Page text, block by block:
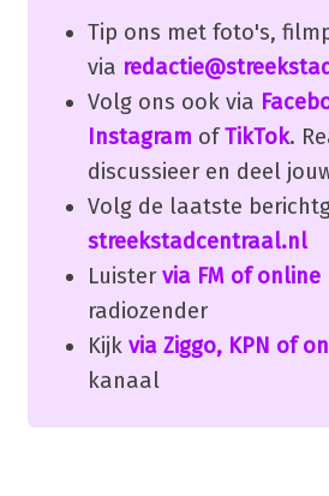
Tip ons met foto's,
via
Volg ons ook via
Instagram ofTikTok.
discussieer en deel
Volg de laatste
streekstadcentraal.nl
Luister via FM of online
radiozender
Kijk via Ziggo, KPN of
kanaal